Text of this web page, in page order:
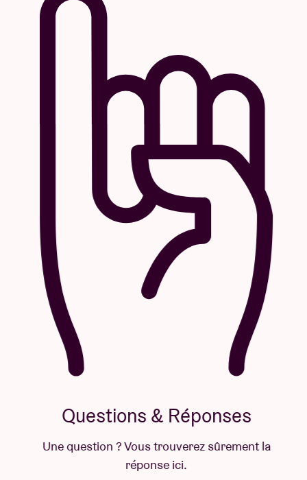
Questions & Réponses
Une question ? Vous trouverez sûrement la
réponse ici.